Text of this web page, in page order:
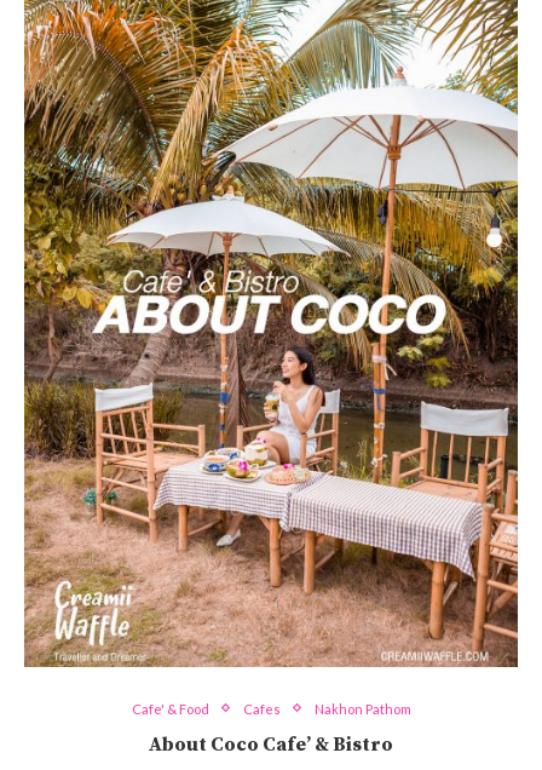
Cafe' & Food Cafes Nakhon Pathom
About Coco Cafe’ & Bistro